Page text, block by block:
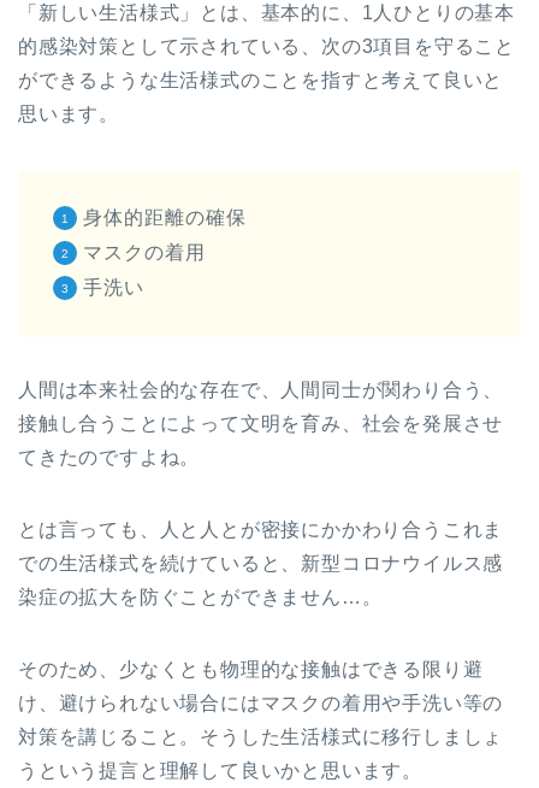
「新しい生活様式」とは、基本的に、1人ひとりの基本
的感染対策として示されている、次の3項目を守ること
ができるような生活様式のことを指すと考えて良いと
思います。
身体的距離の確保
マスクの着用
手洗い
人間は本来社会的な存在で、人間同士が関わり合う、
接触し合うことによって文明を育み、社会を発展させ
てきたのですよね。
とは言っても、人と人とが密接にかかわり合うこれま
での生活様式を続けていると、新型コロナウイルス感
染症の拡大を防ぐことができません…。
そのため、少なくとも物理的な接触はできる限り避
け、避けられない場合にはマスクの着用や手洗い等の
対策を講じること。そうした生活様式に移行しましょ
うという提言と理解して良いかと思います。